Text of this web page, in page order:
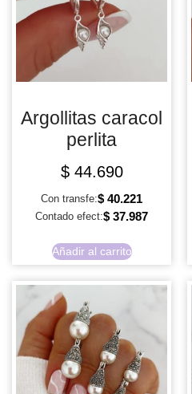
Argollitas caracol
perlita
$44.690
Con transfe:$ 40.221
Contado efect:$ 37.987
Añadir al carrito